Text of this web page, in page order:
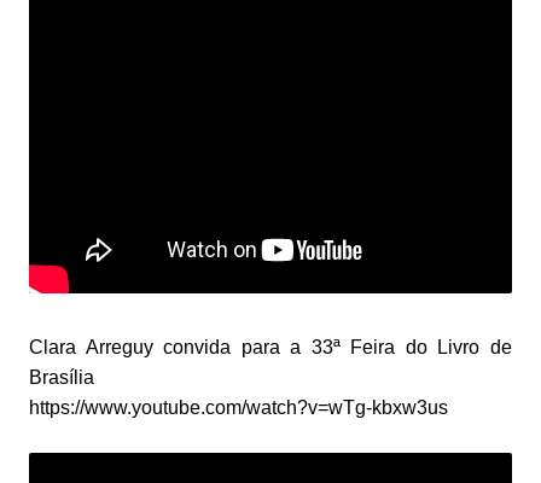
Clara Arreguy convida para a 33ª Feira do Livro de
Brasília
https://www.youtube.com/watch?v=wTg-kbxw3us